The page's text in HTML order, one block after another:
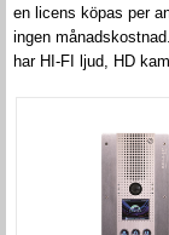
en licens köpas per
ingen
har HI-FI ljud, HD